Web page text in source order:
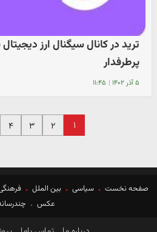
ترید در کانال سیگنال ارز
پرطرفدار
۵ آذر ۱۴۰۲ | ۱۱:۴۵
۱ ۲ ۳ ۴
صفحه نخست سیاسی بین الملل
عکس